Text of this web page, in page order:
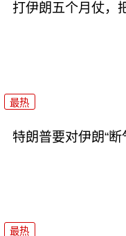
打伊朗五个月仗，
最热
特朗普要对伊朗“
最热